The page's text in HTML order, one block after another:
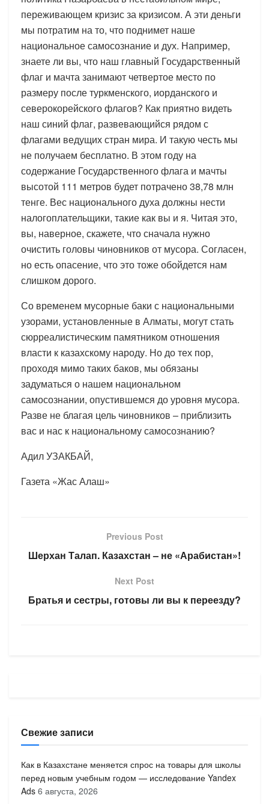
переживающем кризис за кризисом. А эти деньги
мы потратим на то, что поднимет наше
национальное самосознание и дух. Например,
знаете ли вы, что наш главный Государственный
флаг и мачта занимают четвертое место по
размеру после туркменского, иорданского и
северокорейского флагов? Как приятно видеть
наш синий флаг, развевающийся рядом с
флагами ведущих стран мира. И такую честь мы
не получаем бесплатно. В этом году на
содержание Государственного флага и мачты
высотой 111 метров будет потрачено 38,78 млн
тенге. Вес национального духа должны нести
налогоплательщики, такие как вы и я. Читая это,
вы, наверное, скажете, что сначала нужно
очистить головы чиновников от мусора. Согласен,
но есть опасение, что это тоже обойдется нам
слишком дорого.
Со временем мусорные баки с национальными
узорами, установленные в Алматы, могут стать
сюрреалистическим памятником отношения
власти к казахскому народу. Но до тех пор,
проходя мимо таких баков, мы обязаны
задуматься о нашем национальном
самосознании, опустившемся до уровня мусора.
Разве не благая цель чиновников – приблизить
вас и нас к национальному самосознанию?
Адил УЗАКБАЙ,
Газета «Жас Алаш»
Previous Post
Шерхан Талап. Казахстан – не «Арабистан»!
Next Post
Братья и сестры, готовы ли вы к переезду?
Свежие записи
Как в Казахстане меняется спрос на товары для школы
перед новым учебным годом — исследование Yandex
Ads 6 августа, 2026